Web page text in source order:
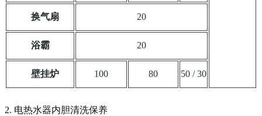
换气扇 20
浴霸 20
壁挂炉 100 80 50 / 30
2. 电热水器内胆清洗保养